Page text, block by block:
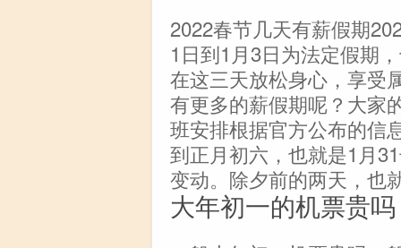
2022春节几天有薪假期
1日到1月3日为法定假期
在这三天放松身心，享受
有更多的薪假期呢？大家
班安排根据官方公布的信
到正月初六，也就是1月
变动。除夕前的两天，也
大年初一的机票贵吗